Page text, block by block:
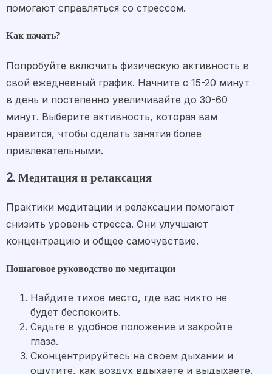
помогают справляться со стрессом.
Как начать?
Попробуйте включить физическую активность в
свой ежедневный график. Начните с 15-20 минут
в день и постепенно увеличивайте до 30-60
минут. Выберите активность, которая вам
нравится, чтобы сделать занятия более
привлекательными.
2. Медитация и релаксация
Практики медитации и релаксации помогают
снизить уровень стресса. Они улучшают
концентрацию и общее самочувствие.
Пошаговое руководство по медитации
Найдите тихое место, где вас никто не
будет беспокоить.
Сядьте в удобное положение и закройте
глаза.
Сконцентрируйтесь на своем дыхании и
ощутите, как воздух вдыхаете и выдыхаете.